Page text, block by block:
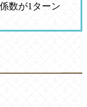
数が1ターン